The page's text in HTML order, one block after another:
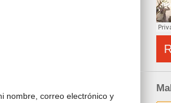
nombre, correo electrónico y